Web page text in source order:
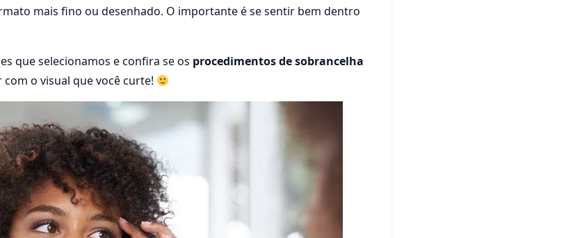
mais fino ou desenhado. O importante é se sentir bem dentro
que selecionamos e confira se os procedimentos de sobrancelha
o visual que você curte!